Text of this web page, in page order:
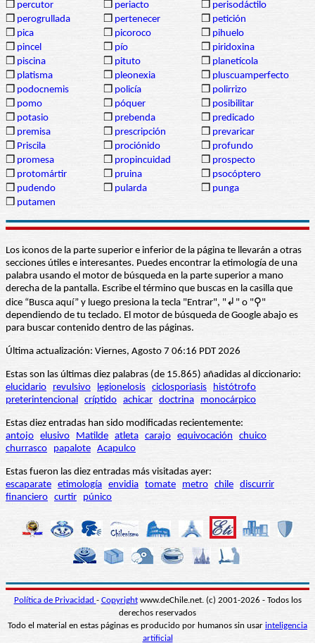
❒ percutor ❒ periacto ❒ perisodáctilo
❒ perogrullada ❒ pertenecer ❒ petición
❒ pica ❒ picoroco ❒ pihuelo
❒ pincel ❒ pío ❒ piridoxina
❒ piscina ❒ pituto ❒ planetícola
❒ platisma ❒ pleonexia ❒ pluscuamperfecto
❒ podocnemis ❒ policía ❒ polirrizo
❒ pomo ❒ póquer ❒ posibilitar
❒ potasio ❒ prebenda ❒ predicado
❒ premisa ❒ prescripción ❒ prevaricar
❒ Priscila ❒ prociónido ❒ profundo
❒ promesa ❒ propincuidad ❒ prospecto
❒ protomártir ❒ pruina ❒ psocóptero
❒ pudendo ❒ pularda ❒ punga
❒ putamen
Los iconos de la parte superior e inferior de la página te llevarán a otras
secciones útiles e interesantes. Puedes encontrar la etimología de una
palabra usando el motor de búsqueda en la parte superior a mano
derecha de la pantalla. Escribe el término que buscas en la casilla que
dice “Busca aquí” y luego presiona la tecla "Entrar", "↲" o "⚲"
dependiendo de tu teclado. El motor de búsqueda de Google abajo es
para buscar contenido dentro de las páginas.
Última actualización: Viernes, Agosto 7 06:16 PDT 2026
Estas son las últimas diez palabras (de 15.865) añadidas al diccionario:
elucidario
revulsivo legionelosis ciclosporiasis
histótrofo
preterintencional críptido achicar doctrina monocárpico
Estas diez entradas han sido modificadas recientemente:
antojo elusivo Matilde atleta carajo equivocación
chuico
churrasco
papalote Acapulco
Estas fueron las diez entradas más visitadas ayer:
escaparate etimología envidia tomate metro chile discurrir
financiero curtir púnico
Política de Privacidad - Copyrightwww.deChile.net. (c) 2001-2026 - Todos los
derechos reservados
Todo el material en estas páginas es producido por humanos sin usar inteligencia
artificial